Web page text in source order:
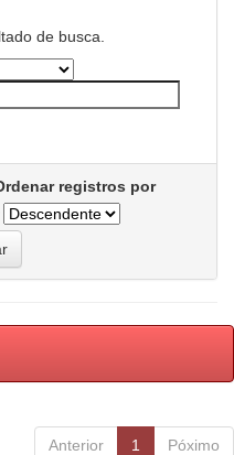
de busca.
registros por
Anterior 1 Póximo